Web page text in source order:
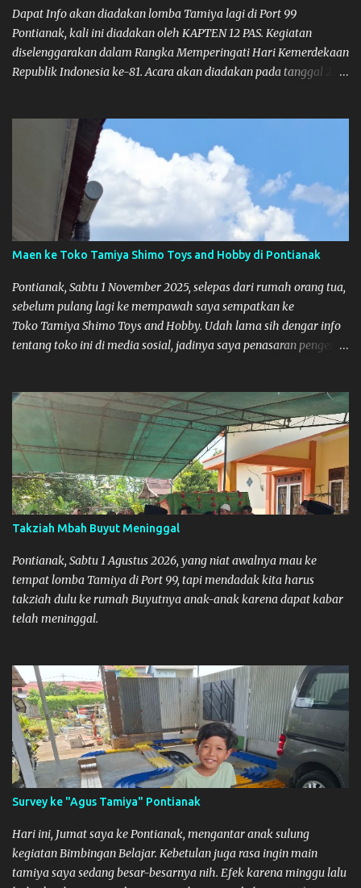
Dapat Info akan diadakan lomba Tamiya lagi di Port 99
Pontianak, kali ini diadakan oleh KAPTEN 12 PAS. Kegiatan
diselenggarakan dalam Rangka Memperingati Hari Kemerdekaan
Republik Indonesia ke-81. Acara akan diadakan pada tanggal 22
Maen ke Toko Tamiya Shimo Toys and Hobby di Pontianak
Pontianak, Sabtu 1 November 2025, selepas dari rumah orang tua,
sebelum pulang lagi ke mempawah saya sempatkan ke
Toko Tamiya Shimo Toys and Hobby. Udah lama sih dengar info
tentang toko ini di media sosial, jadinya saya penasaran pengen
bukanya di jam 1. Saya pulang dulu ke rumah ortu di Sepakat,
untuk istirahat. So malamnya sebelum pulang ke Mempawah
saya sempatkan lagi kesini. Saya belanja beberapa part disini.
Untuk Lokasi Tempat:
Takziah Mbah Buyut Meninggal
Pontianak, Sabtu 1 Agustus 2026, yang niat awalnya mau ke
tempat lomba Tamiya di Port 99, tapi mendadak kita harus
takziah dulu ke rumah Buyutnya anak-anak karena dapat kabar
telah meninggal.
Survey ke "Agus Tamiya" Pontianak
Hari ini, Jumat saya ke Pontianak, mengantar anak sulung
kegiatan Bimbingan Belajar. Kebetulan juga rasa ingin main
tamiya saya sedang besar-besarnya nih. Efek karena minggu lalu